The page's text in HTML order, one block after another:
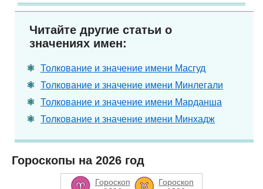
Читайте другие статьи о
значениях имен:
Толкование и значение имени Масгуд
Толкование и значение имени Минлегали
Толкование и значение имени Марданша
Толкование и значение имени Минхадж
Гороскопы на 2026 год
Гороскоп
Гороскоп